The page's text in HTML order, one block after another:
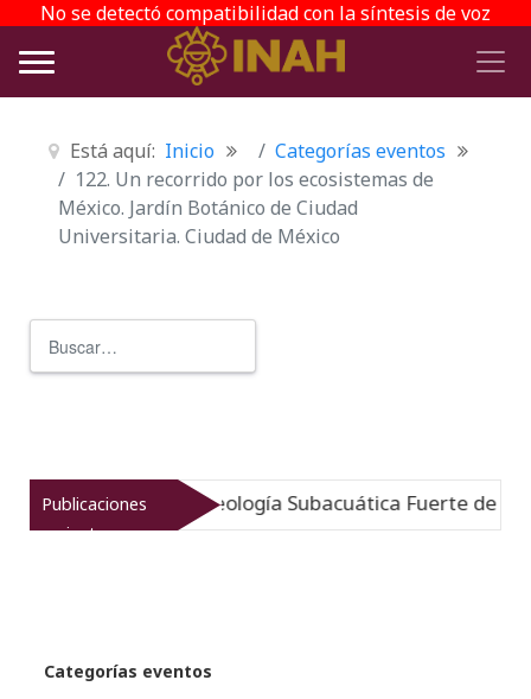
No se detectó compatibilidad con la síntesis de voz
Está aquí: Inicio
Categorías eventos
122. Un recorrido por los ecosistemas de
México. Jardín Botánico de Ciudad
Universitaria. Ciudad de México
Publicaciones
recientes
Museo de Arqueología Subacuática Fuerte de San
Categorías eventos